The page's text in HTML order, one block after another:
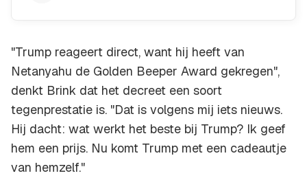
"Trump reageert direct, want hij heeft van
Netanyahu de Golden Beeper Award gekregen",
denkt Brink dat het decreet een soort
tegenprestatie is. "Dat is volgens mij iets nieuws.
Hij dacht: wat werkt het beste bij Trump? Ik geef
hem een prijs. Nu komt Trump met een cadeautje
van hemzelf."